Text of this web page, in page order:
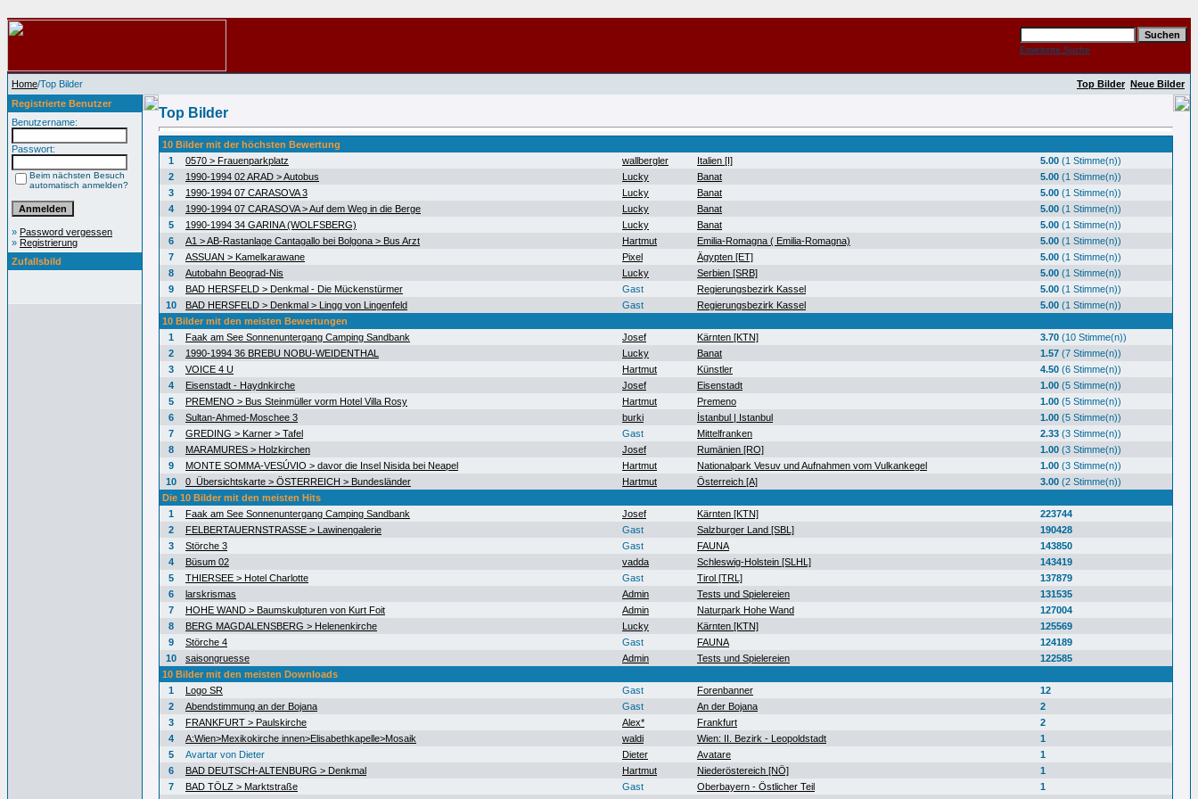
Erweiterte Suche
Home/Top Bilder Top Bilder Neue Bilder
Registrierte Benutzer
Benutzername:
Passwort:
Beim nächsten Besuch
automatisch anmelden?
» Password vergessen
» Registrierung
Zufallsbild
Top Bilder
10 Bilder mit der höchsten Bewertung
1
0570 > Frauenparkplatz wallbergler Italien [I] 5.00 (1 Stimme(n))
2
1990-1994 02 ARAD > Autobus Lucky Banat 5.00 (1 Stimme(n))
3
1990-1994 07 CARASOVA 3 Lucky Banat 5.00 (1 Stimme(n))
4
1990-1994 07 CARASOVA > Auf dem Weg in die Berge Lucky Banat 5.00 (1 Stimme(n))
5
1990-1994 34 GARINA (WOLFSBERG) Lucky Banat 5.00 (1 Stimme(n))
6
A1 > AB-Rastanlage Cantagallo bei Bolgona > Bus Arzt Hartmut Emilia-Romagna ( Emilia-Romagna) 5.00 (1 Stimme(n))
7
ASSUAN > Kamelkarawane Pixel Ägypten [ET] 5.00 (1 Stimme(n))
8
Autobahn Beograd-Nis Lucky Serbien [SRB] 5.00 (1 Stimme(n))
9
BAD HERSFELD > Denkmal - Die Mückenstürmer Gast Regierungsbezirk Kassel 5.00 (1 Stimme(n))
10
BAD HERSFELD > Denkmal > Lingg von Lingenfeld Gast Regierungsbezirk Kassel 5.00 (1 Stimme(n))
10 Bilder mit den meisten Bewertungen
1
Faak am See Sonnenuntergang Camping Sandbank Josef Kärnten [KTN] 3.70 (10 Stimme(n))
2
1990-1994 36 BREBU NOBU-WEIDENTHAL Lucky Banat 1.57 (7 Stimme(n))
3
VOICE 4 U Hartmut Künstler 4.50 (6 Stimme(n))
4
Eisenstadt - Haydnkirche Josef Eisenstadt 1.00 (5 Stimme(n))
5
PREMENO > Bus Steinmüller vorm Hotel Villa Rosy Hartmut Premeno 1.00 (5 Stimme(n))
6
Sultan-Ahmed-Moschee 3 burki İstanbul | Istanbul 1.00 (5 Stimme(n))
7
GREDING > Karner > Tafel Gast Mittelfranken 2.33 (3 Stimme(n))
8
MARAMURES > Holzkirchen Josef Rumänien [RO] 1.00 (3 Stimme(n))
9
MONTE SOMMA-VESÚVIO > davor die Insel Nisida bei Neapel Hartmut Nationalpark Vesuv und Aufnahmen vom Vulkankegel 1.00 (3 Stimme(n))
10
0_Übersichtskarte > ÖSTERREICH > Bundesländer Hartmut Österreich [A] 3.00 (2 Stimme(n))
Die 10 Bilder mit den meisten Hits
1
Faak am See Sonnenuntergang Camping Sandbank Josef Kärnten [KTN]
223744
2
FELBERTAUERNSTRASSE > Lawinengalerie Gast Salzburger Land [SBL]
190428
3
Störche 3 Gast FAUNA
143850
4
Büsum 02 vadda Schleswig-Holstein [SLHL]
143419
5
THIERSEE > Hotel Charlotte Gast Tirol [TRL]
137879
6
larskrismas Admin Tests und Spielereien
131535
7
HOHE WAND > Baumskulpturen von Kurt Foit Admin Naturpark Hohe Wand
127004
8
BERG MAGDALENSBERG > Helenenkirche Lucky Kärnten [KTN]
125569
9
Störche 4 Gast FAUNA
124189
10
saisongruesse Admin Tests und Spielereien
122585
10 Bilder mit den meisten Downloads
1
Logo SR Gast Forenbanner
12
2
Abendstimmung an der Bojana Gast An der Bojana
2
3
FRANKFURT > Paulskirche Alex* Frankfurt
2
4
A:Wien>Mexikokirche innen>Elisabethkapelle>Mosaik waldi Wien: II. Bezirk - Leopoldstadt
1
5
Avartar von Dieter Dieter Avatare
1
6
BAD DEUTSCH-ALTENBURG > Denkmal Hartmut Niederöstereich [NÖ]
1
7
BAD TÖLZ > Marktstraße Gast Oberbayern - Östlicher Teil
1